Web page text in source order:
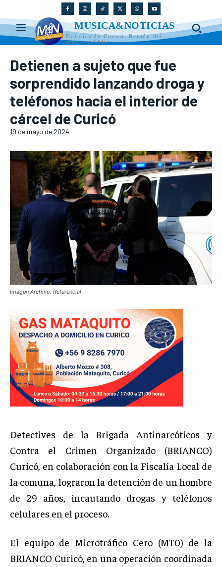
MUSICA&NOTICIAS
Noticias de Curicó, Región del
Maule y Chile
Detienen a sujeto que fue
sorprendido lanzando droga y
teléfonos hacia el interior de
cárcel de Curicó
19 de mayo de 2024
Imagen Archivo: Referencial
Detectives de la Brigada Antinarcóticos y
Contra el Crimen Organizado (BRIANCO)
Curicó, en colaboración con la Fiscalía Local de
la comuna, lograron la detención de un hombre
de 29 años, incautando drogas y teléfonos
celulares en el proceso.
El equipo de Microtráfico Cero (MT0) de la
BRIANCO Curicó, en una operación coordinada